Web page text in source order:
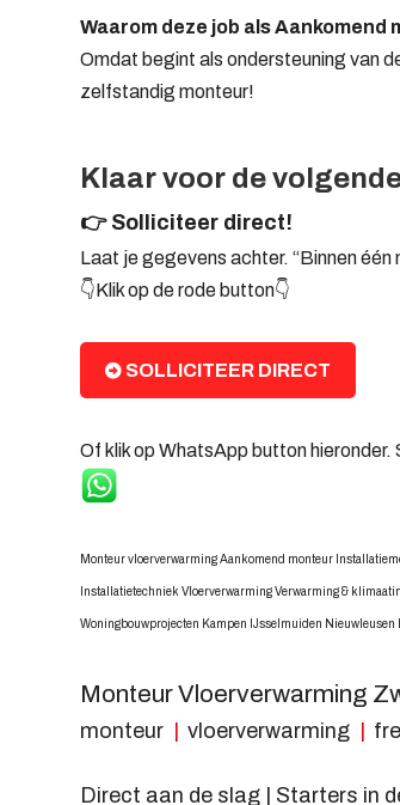
Waarom deze job als
Omdat begint als ondersteuning van
zelfstandig monteur!
Klaar voor de
👉 Solliciteer direct!
Laat je gegevens achter. “Binnen
👇Klik op de rode button👇
SOLLICITEER DIRECT
Of klik op WhatsApp button hieronder.
Monteur vloerverwarming Aankomend monteur
Installatietechniek Vloerverwarming Verwarming &
Woningbouwprojecten Kampen IJsselmuiden Nieuwleusen
Monteur Vloerverwarming
monteur vloerverwarming
Direct aan de slag | Starters in